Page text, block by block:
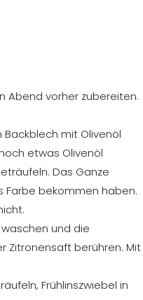
Abend vorher zubereiten.
mit Olivenöl
etwas Olivenöl
Das Ganze
Farbe bekommen haben.
und die
Zitronensaft berühren. Mit
Frühlinszwiebel in